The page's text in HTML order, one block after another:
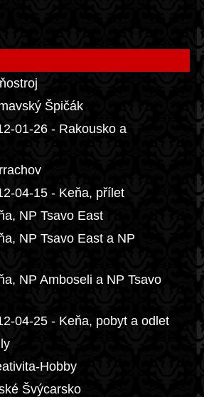
Špičák
01-26 - Rakousko a
04-15 - Keňa, přílet
NP Tsavo East
NP Tsavo East a NP
NP Amboseli a NP Tsavo
04-25 - Keňa, pobyt a odlet
Hobby
Švýcarsko